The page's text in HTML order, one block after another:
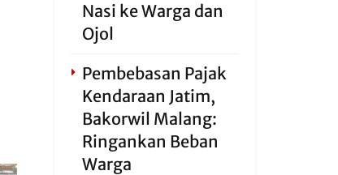
Nasi ke Warga dan
Ojol
Pembebasan Pajak
Kendaraan Jatim,
Bakorwil Malang:
Ringankan Beban
Warga